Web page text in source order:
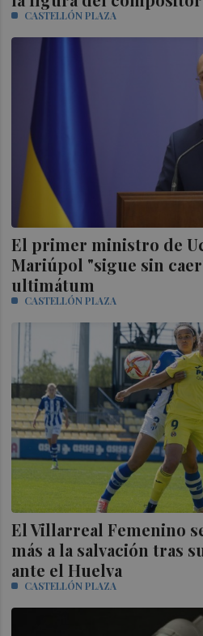
CASTELLÓN PLAZA
El primer ministro de
Mariúpol "sigue sin
ultimátum
CASTELLÓN PLAZA
El Villarreal Femenino
más a la salvación tras
ante el Huelva
CASTELLÓN PLAZA